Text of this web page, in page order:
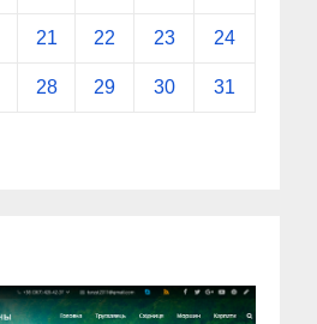
21 22 23 24
28 29 30 31